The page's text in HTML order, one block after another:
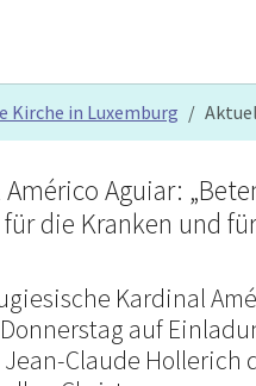
Kirche in Luxemburg
Aguiar:
die Kranken und
Kardinal
auf
Claude Hollerich